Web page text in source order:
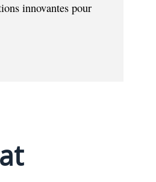
innovantes pour